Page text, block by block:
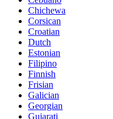
Chichewa
Corsican
Croatian
Dutch
Estonian
Filipino
Finnish
Frisian
Galician
Georgian
Gujarati